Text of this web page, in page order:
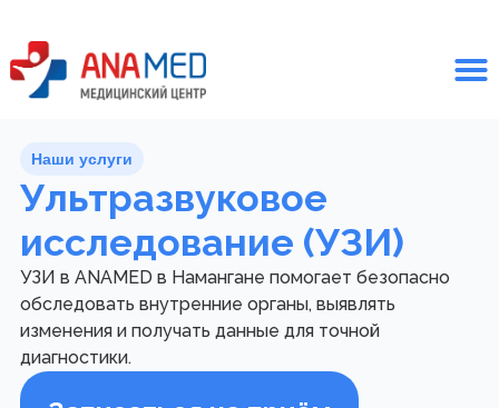
Наши услуги
Ультразвуковое
исследование (УЗИ)
УЗИ в ANAMED в Намангане помогает безопасно
обследовать внутренние органы, выявлять
изменения и получать данные для точной
диагностики.